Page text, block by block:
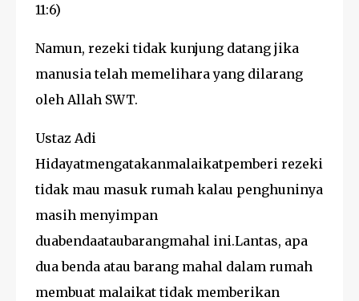
11:6)
Namun, rezeki tidak kunjung datang jika
manusia telah memelihara yang dilarang
oleh Allah SWT.
Ustaz Adi
Hidayatmengatakanmalaikatpemberi rezeki
tidak mau masuk rumah kalau penghuninya
masih menyimpan
duabendaataubarangmahal ini.Lantas, apa
dua benda atau barang mahal dalam rumah
membuat malaikat tidak memberikan